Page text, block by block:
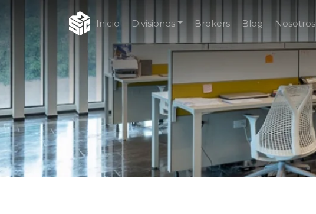
Inicio Divisiones Brokers Blog Nosotros